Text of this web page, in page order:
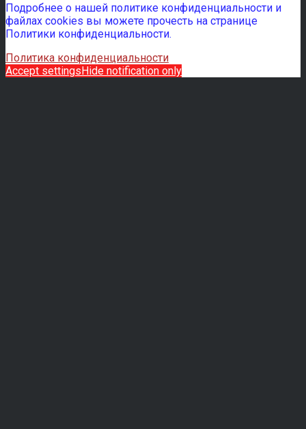
Подробнее о нашей политике конфиденциальности и
файлах cookies вы можете прочесть на странице
Политики конфиденциальности.
Политика конфиденциальности
Accept settingsHide notification only